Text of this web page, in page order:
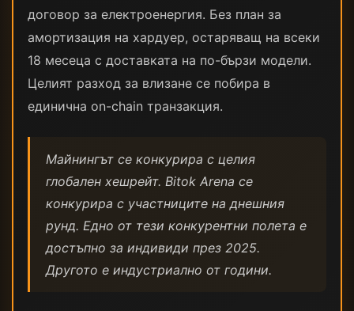
договор за електроенергия. Без план за
амортизация на хардуер, остаряващ на всеки
18 месеца с доставката на по-бързи модели.
Целият разход за влизане се побира в
единична on-chain транзакция.
Майнингът се конкурира с целия
глобален хешрейт. Bitok Arena се
конкурира с участниците на днешния
рунд. Едно от тези конкурентни полета е
достъпно за индивиди през 2025.
Другото е индустриално от години.